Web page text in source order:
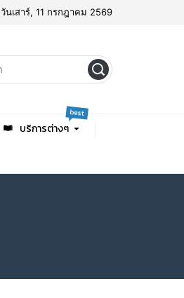
วันเสาร์, 11 กรกฎาคม 2569
บริการต่างๆ
best